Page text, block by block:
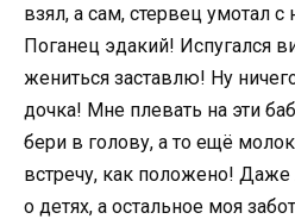
взял, а сам, стервец умотал с
Поганец эдакий! Испугался
жениться заставлю! Ну
дочка! Мне плевать на эти
бери в голову, а то ещё
встречу, как положено!
о детях, а остальное моя